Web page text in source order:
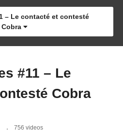
– Le contacté et contesté
Cobra
#11 – Le
Cobra
756 videos